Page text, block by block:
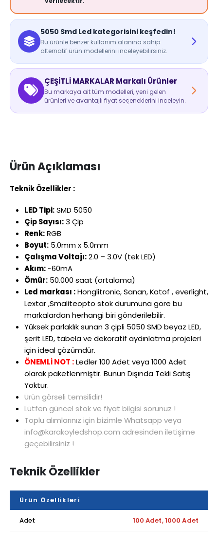
5050 Smd Led kategorisini keşfedin!
Bu ürünle benzer kullanım alanına sahip
alternatif ürün modellerini inceleyebilirsiniz.
ÇEŞİTLİ MARKALAR Markalı Ürünler
Bu markaya ait tüm modelleri, yeni gelen
ürünleri ve avantajlı fiyat seçeneklerini inceleyin.
Ürün Açıklaması
Teknik Özellikler :
LED Tipi:SMD 5050
Çip Sayısı:3 Çip
Renk:RGB
Boyut:5.0mm x 5.0mm
Çalışma Voltajı:2.0 – 3.0V (tek LED)
Akım:~60mA
Ömür:50.000 saat (ortalama)
Led markası :Honglitronic, Sanan, Katof , everlight,
Lextar ,Smaliteopto stok durumuna göre bu
markalardan herhangi biri gönderilebilir.
Yüksek parlaklık sunan 3 çipli 5050 SMD beyaz LED,
şerit LED, tabela ve dekoratif aydınlatma projeleri
için ideal çözümdür.
ÖNEMLİ NOT : Ledler 100 Adet veya 1000 Adet
olarak paketlenmiştir. Bunun Dışında Tekli Satış
Yoktur.
Ürün görseli temsilidir!
Lütfen güncel stok ve fiyat bilgisi sorunuz !
Toplu alımlarınız için bizimle Whatsapp veya
info@karakoyledshop.com adresinden iletişime
geçebilirsiniz !
Teknik Özellikler
Ürün Özellikleri
Adet 100 Adet, 1000 Adet